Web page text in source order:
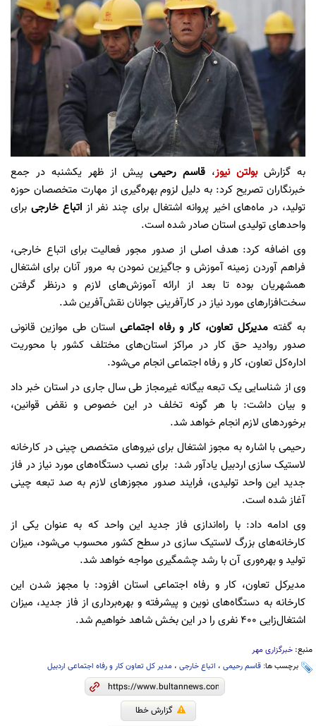
به گزارشبولتن نیوز، قاسم رحیمی پیش از ظهر یکشنبه در جمع
خبرنگاران تصریح کرد: به دلیل لزوم بهره‌گیری از مهارت متخصصان حوزه
تولید، در ماه‌های اخیر پروانه اشتغال برای چند نفر ازاتباع خارجی برای
واحدهای تولیدی استان صادر شده است.
وی اضافه کرد: هدف اصلی از صدور مجور فعالیت برای اتباع خارجی،
فراهم آوردن زمینه آموزش و جاگیزین نمودن به مرور آنان برای اشتغال
همشهریان بوده تا بعد از ارائه آموزش‌های لازم و درنظر گرفتن
سخت‌افزارهای مورد نیاز در کارآفرینی جوانان نقش‌آفرین شد.
به گفته مدیرکل تعاون، کار و رفاه اجتماعی استان طی موازین قانونی
صدور روادید حق کار در مراکز استان‌های مختلف کشور با محوریت
اداره‌کل تعاون، کار و رفاه اجتماعی انجام می‌شود.
وی از شناسایی یک تبعه بیگانه غیرمجاز طی سال جاری در استان خبر داد
و بیان داشت: با هر گونه تخلف در این خصوص و نقض قوانین،
برخوردهای لازم انجام خواهد شد.
رحیمی با اشاره به مجوز اشتغال برای نیروهای متخصص چینی در کارخانه
لاستیک سازی اردبیل یادآور شد: برای نصب دستگاه‌های مورد نیاز در فاز
جدید این واحد تولیدی، فرایند صدور مجوزهای لازم به صد تبعه چینی
آغاز شده است.
وی ادامه داد: با راه‌اندازی فاز جدید این واحد که به عنوان یکی از
کارخانه‌های بزرگ لاستیک‌ سازی در سطح کشور محسوب می‌شود، میزان
تولید و بهره‌وری آن با رشد چشمگیری مواجه خواهد شد.
مدیرکل تعاون، کار و رفاه اجتماعی استان افزود: با مجهز شدن این
کارخانه به دستگاه‌های نوین و پیشرفته و بهره‌برداری از فاز جدید، میزان
اشتغال‌زایی ۴۰۰ نفری را در این بخش شاهد خواهیم شد.
منبع: خبرگزاری مهر
برچسب ها: قاسم رحیمی ، اتباع خارجی ، مدیر کل تعاون کار و رفاه اجتماعی اردبیل
گزارش خطا